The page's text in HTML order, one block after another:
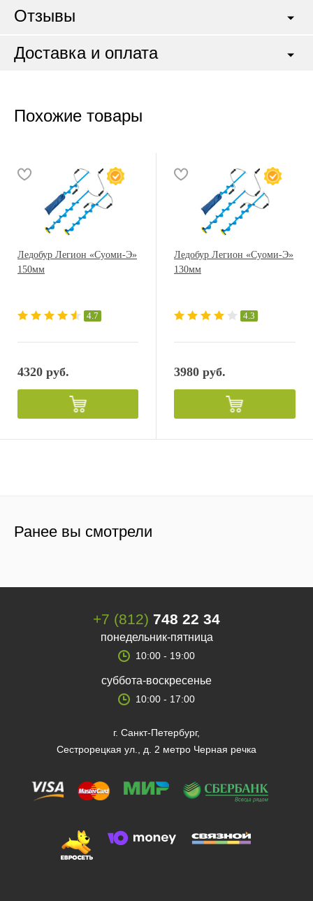
Отзывы
Доставка и оплата
Похожие товары
Ледобур Легион «Суоми-Э»
150мм
4.7
4320 руб.
Ледобур Легион «Суоми-Э»
130мм
4.3
3980 руб.
Ранее вы смотрели
+7 (812) 748 22 34
понедельник-пятница
10:00 - 19:00
суббота-воскресенье
10:00 - 17:00
г. Санкт-Петербург,
Сестрорецкая ул., д. 2 метро Черная речка